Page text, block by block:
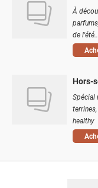
À
de l'été...
Hors-
Spécial
healthy